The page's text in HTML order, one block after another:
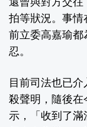
拍等狀況。事情
前立委高嘉瑜都
忍。
目前司法也已
殺聲明，隨後在
示，「收到了滿